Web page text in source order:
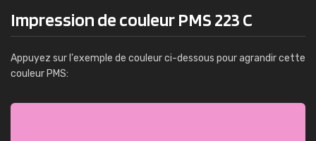
Impression de couleur PMS 223 C
Appuyez sur l'exemple de couleur ci-dessous pour agrandir cette
couleur PMS: